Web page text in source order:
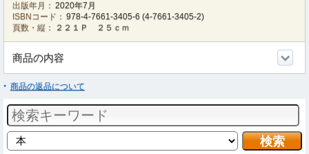
出版年月： 2020年7月
ISBNコード： 978-4-7661-3405-6 (4-7661-3405-2)
頁数・縦：
２２１Ｐ ２５ｃｍ
商品の内容
商品の返品について